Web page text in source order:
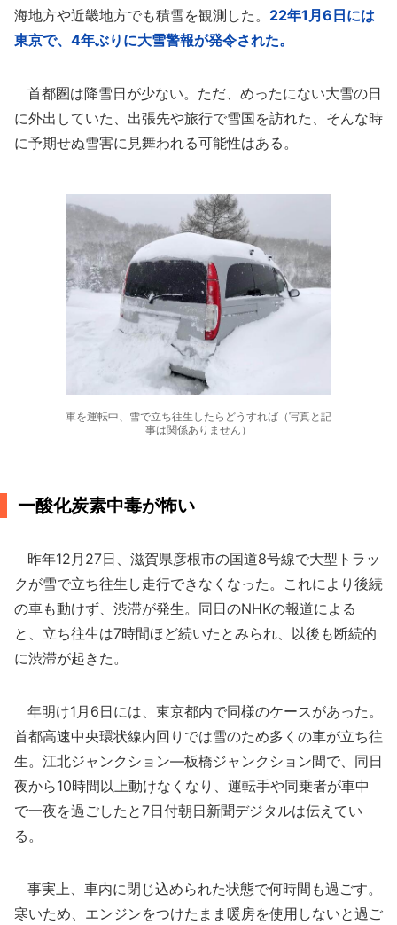
海地方や近畿地方でも積雪を観測した。 22年1月6日には
東京で、4年ぶりに大雪警報が発令された。
首都圏は降雪日が少ない。ただ、めったにない大雪の日
に外出していた、出張先や旅行で雪国を訪れた、そんな時
に予期せぬ雪害に見舞われる可能性はある。
車を運転中、雪で立ち往生したらどうすれば（写真と記
事は関係ありません）
一酸化炭素中毒が怖い
昨年12月27日、滋賀県彦根市の国道8号線で大型トラッ
クが雪で立ち往生し走行できなくなった。これにより後続
の車も動けず、渋滞が発生。同日のNHKの報道による
と、立ち往生は7時間ほど続いたとみられ、以後も断続的
に渋滞が起きた。
年明け1月6日には、東京都内で同様のケースがあった。
首都高速中央環状線内回りでは雪のため多くの車が立ち往
生。江北ジャンクション―板橋ジャンクション間で、同日
夜から10時間以上動けなくなり、運転手や同乗者が車中
で一夜を過ごしたと7日付朝日新聞デジタルは伝えてい
る。
事実上、車内に閉じ込められた状態で何時間も過ごす。
寒いため、エンジンをつけたまま暖房を使用しないと過ご